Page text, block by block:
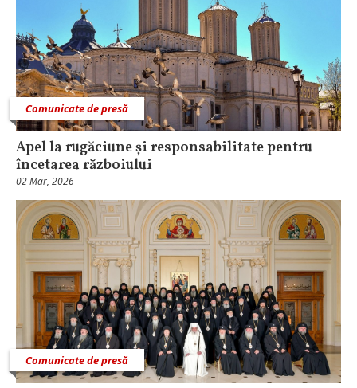
Comunicate de presă
Apel la rugăciune și responsabilitate pentru
încetarea războiului
02 Mar, 2026
Comunicate de presă